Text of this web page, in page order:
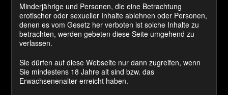
letzten Vollpumpparty echt erfüllt. Sie brachten meine
Fotze zum Überlaufen und gaben mir reichlich Ficksaft
zu Saufen. Hmm! Das war ja mal echt mega geil. 😉
Schlagwort(e):AO, Creampie ,Ficken, Reinspritzen,
Schlammschieben
Minderjährige und Personen, die eine Betrachtung
erotischer oder sexueller Inhalte ablehnen oder Personen,
denen es vom Gesetz her verboten ist solche Inhalte zu
betrachten, werden gebeten diese Seite umgehend zu
verlassen.
Sie dürfen auf diese Webseite nur dann zugreifen, wenn
Sie mindestens 18 Jahre alt sind bzw. das
Erwachsenenalter erreicht haben.